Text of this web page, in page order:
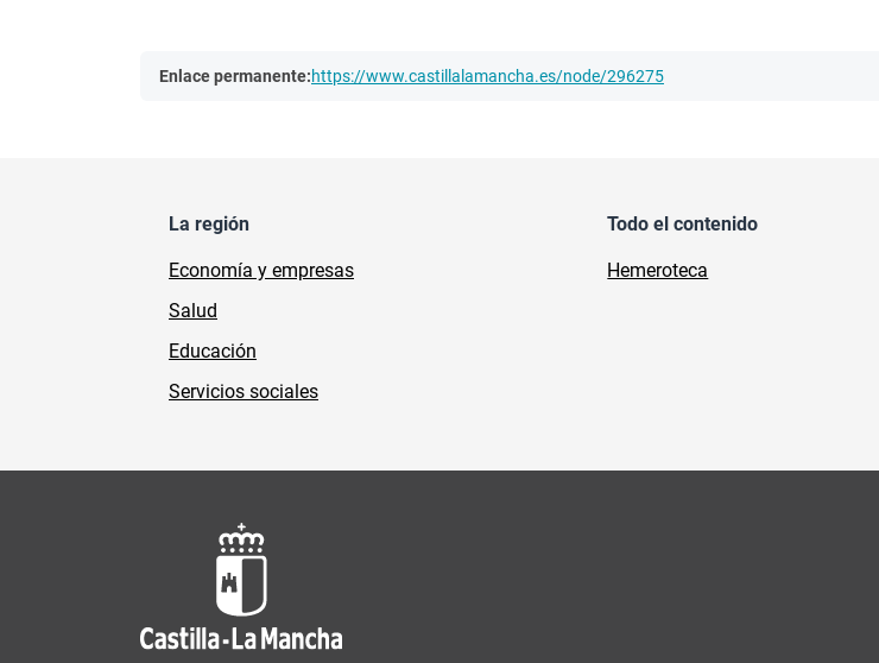
Enlace permanente:https://www.castillalamancha.es/node/296275
La región
Economía y empresas
Salud
Educación
Servicios sociales
Todo el contenido
Hemeroteca